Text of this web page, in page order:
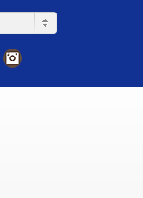
LinkedIn